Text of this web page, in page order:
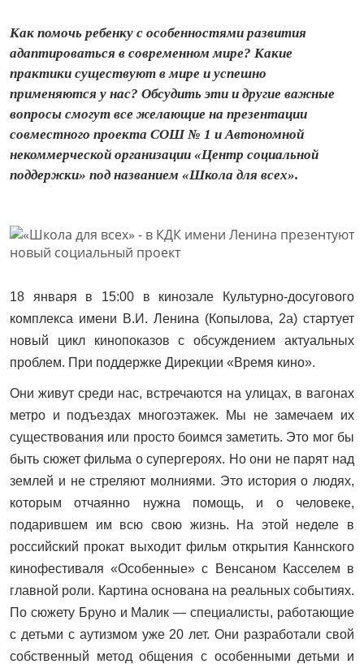
Как помочь ребенку с особенностями развития
адаптироваться в современном мире? Какие
практики существуют в мире и успешно
применяются у нас? Обсудить эти и другие важные
вопросы смогут все желающие на презентации
совместного проекта СОШ № 1 и Автономной
некоммерческой организации «Центр социальной
поддержки» под названием «Школа для всех».
18 января в 15:00 в кинозале Культурно-досугового
комплекса имени В.И. Ленина (Копылова, 2а) стартует
новый цикл кинопоказов с обсуждением актуальных
проблем. При поддержке Дирекции «Время кино».
Они живут среди нас, встречаются на улицах, в вагонах
метро и подъездах многоэтажек. Мы не замечаем их
существования или просто боимся заметить. Это мог бы
быть сюжет фильма о супергероях. Но они не парят над
землей и не стреляют молниями. Это история о людях,
которым отчаянно нужна помощь, и о человеке,
подарившем им всю свою жизнь. На этой неделе в
российский прокат выходит фильм открытия Каннского
кинофестиваля «Особенные» с Венсаном Касселем в
главной роли. Картина основана на реальных событиях.
По сюжету Бруно и Малик — специалисты, работающие
с детьми с аутизмом уже 20 лет. Они разработали свой
собственный метод общения с особенными детьми и